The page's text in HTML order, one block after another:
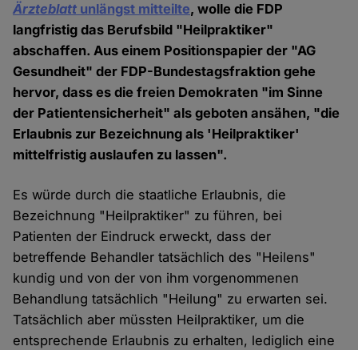
Ärzteblatt unlängst mitteilte, wolle die FDP
langfristig das Berufsbild "Heilpraktiker"
abschaffen. Aus einem Positionspapier der "AG
Gesundheit" der FDP-Bundestagsfraktion gehe
hervor, dass es die freien Demokraten "im Sinne
der Patientensicherheit" als geboten ansähen, "die
Erlaubnis zur Bezeichnung als 'Heilpraktiker'
mittelfristig auslaufen zu lassen".
Es würde durch die staatliche Erlaubnis, die
Bezeichnung "Heilpraktiker" zu führen, bei
Patienten der Eindruck erweckt, dass der
betreffende Behandler tatsächlich des "Heilens"
kundig und von der von ihm vorgenommenen
Behandlung tatsächlich "Heilung" zu erwarten sei.
Tatsächlich aber müssten Heilpraktiker, um die
entsprechende Erlaubnis zu erhalten, lediglich eine